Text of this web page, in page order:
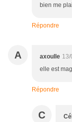
bien me
Répondre
A axoulle
elle est
Répondre
C